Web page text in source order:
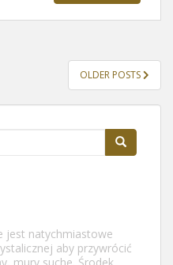
OLDER POSTS
jest natychmiastowe
aby przywrócić